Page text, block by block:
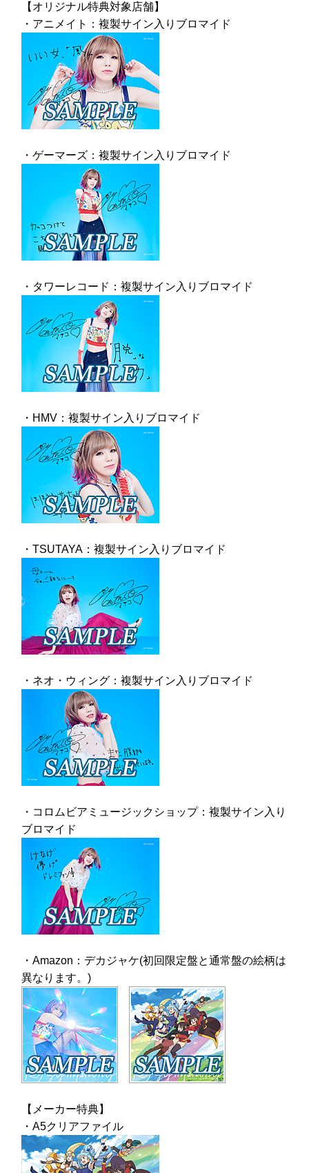
【オリジナル特典対象店舗】
・アニメイト：複製サイン入りブロマイド
・ゲーマーズ：複製サイン入りブロマイド
・タワーレコード：複製サイン入りブロマイド
・HMV：複製サイン入りブロマイド
・TSUTAYA：複製サイン入りブロマイド
・ネオ・ウィング：複製サイン入りブロマイド
・コロムビアミュージックショップ：複製サイン入り
ブロマイド
・Amazon：デカジャケ(初回限定盤と通常盤の絵柄は
異なります。)
【メーカー特典】
・A5クリアファイル